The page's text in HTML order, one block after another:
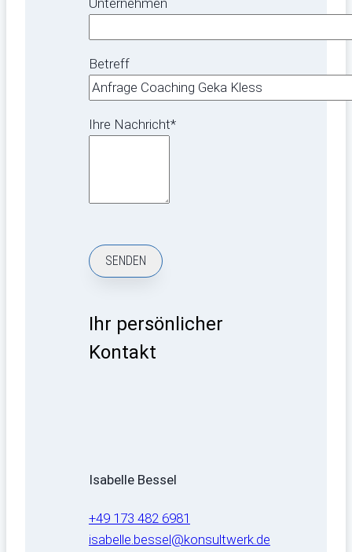
Unternehmen
Betreff
Ihre Nachricht*
Ihr persönlicher
Kontakt
Isabelle Bessel
+49 173 482 6981
isabelle.bessel@konsultwerk.de